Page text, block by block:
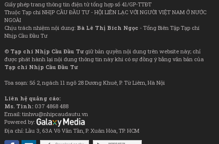
Giấy phép trang thông tin điện tử tổng hợp số 41/GP-TTĐT
Thuộc Tạp chí NHỊP CẦU ĐẦU TƯ - HỘI LIÊN LẠC VỚI NGƯỜI VIỆT NAM Ở NƯỚC
NGOÀI
Chịu trách nhiệm nội dung: Bà Lê Thị Bích Ngọc - Tổng Biên Tập Tạp chí
Nhịp Cầu Đầu Tư
© Tạp chí Nhịp Cầu Đầu Tưgiữ bản quyền nội dung trên website này; chỉ
được phát hành lại nội dung thông tin này khi có sự đồng ý bằng văn bản của
Tạp chí Nhịp Cầu Đầu Tư
Tòa soạn: Số 2, ngách 11 ngõ 28 Dương Khuê, P. Từ Liêm, Hà Nội
Liên hệ quảng cáo:
Ms. Tình: 037 4868 488
Email: tinhvu@nhipcaudautu.vn
Powered by:
Địa chỉ: Lầu 3, 63A Võ Văn Tần, P. Xuân Hòa, TP. HCM